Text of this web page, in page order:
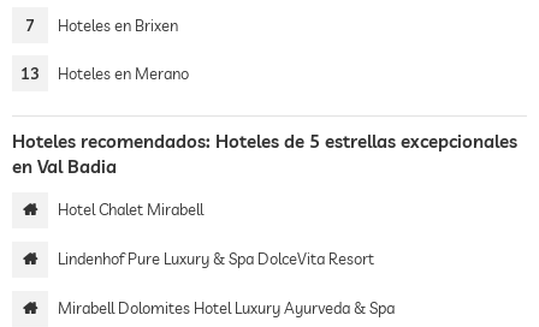
7 Hoteles en Brixen
13 Hoteles en Merano
Hoteles recomendados: Hoteles de 5 estrellas excepcionales
en Val Badia
Hotel Chalet Mirabell
Lindenhof Pure Luxury & Spa DolceVita Resort
Mirabell Dolomites Hotel Luxury Ayurveda & Spa